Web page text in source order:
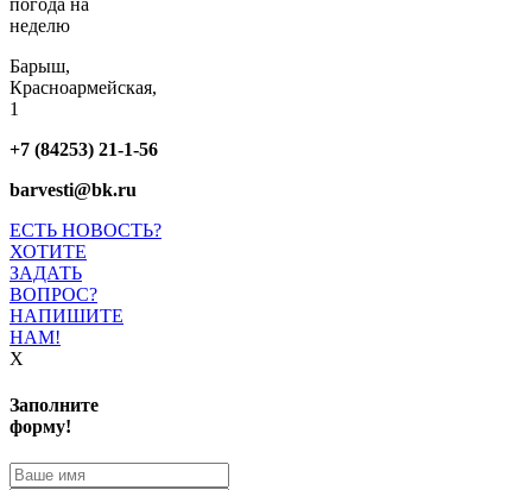
неделю
Барыш,
Красноармейская,
1
+7 (84253) 21-1-56
barvesti@bk.ru
ЕСТЬ НОВОСТЬ?
ХОТИТЕ
ЗАДАТЬ
ВОПРОС?
НАПИШИТЕ
НАМ!
X
Заполните
форму!